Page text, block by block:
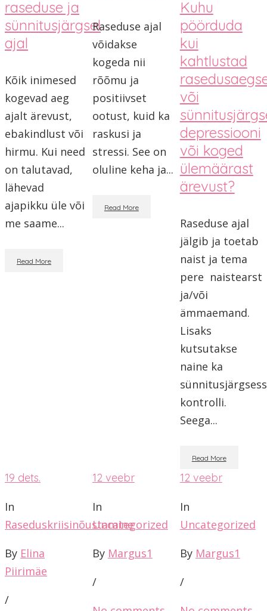
raseduse ja
sünnitusjärgsel
ajal
Kõik inimesed
kogevad aeg
ajalt ärevust,
ebakindlust või
hirmu. Kui need
on talutavad,
lähevad
ajapikku üle või
me saame...
Read More
Raseduse ajal
võidakse
kogeda nii
rõõmu ja
positiivset
ootust, kuid ka
raskusi ja
stressi. See on
oluline keha ja...
Read More
Kuhu
pöörduda
kui
kahtlustad
või
depressiooni
või koged
ülemäärast
ärevust?
Raseduse ajal
jälgib ja toetab
naist ja tema
pere naistearst
ja/või
ämmaemand.
Lisaks
kutsutakse
naine ka
kontrolli.
Seega...
Read More
19 dets.
In
Raseduskriisinõustamine
By Elina
Piirimäe
/
12 veebr
In
Uncategorized
By Margus1
/
12 veebr
In
Uncategorized
By Margus1
/